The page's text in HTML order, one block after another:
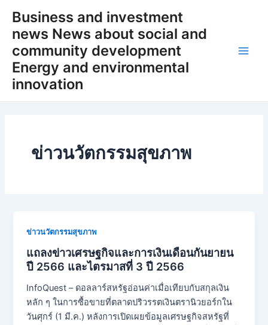
content
Business and investment
news News about social and
community development
Energy and environmental
innovation
ข่าวนวัตกรรมสุขภาพ
ข่าวนวัตกรรมสุขภาพ
แถลงข่าวเศรษฐกิจและการเงินเดือนกันยายน
ปี 2566 และไตรมาสที่ 3 ปี 2566
InfoQuest – ดอลลาร์สหรัฐอ่อนค่าเมื่อเทียบกับสกุลเงิน
หลัก ๆ ในการซื้อขายที่ตลาดปริวรรตเงินตรานิวยอร์กใน
วันศุกร์ (1 มี.ค.) หลังการเปิดเผยข้อมูลเศรษฐกิจสหรัฐที่